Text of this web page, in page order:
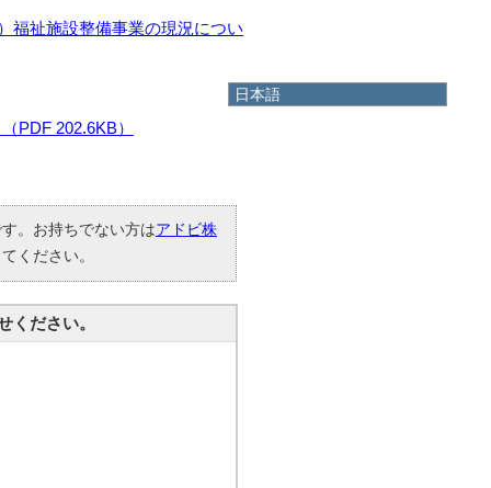
日本語
繁體中文
福祉施設整備事業の現況につい
PDF 202.6KB）
。お持ちでない方はアドビ株
ください。
ください。